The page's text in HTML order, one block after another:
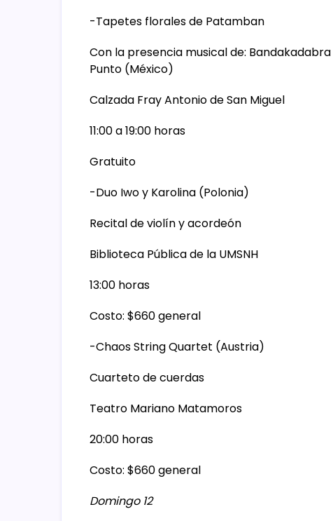
-Tapetes florales de Patamban
Con la presencia musical de:
Punto (México)
Calzada Fray Antonio de San Miguel
11:00 a 19:00 horas
Gratuito
-Duo Iwo y Karolina (Polonia)
Recital de violín y acordeón
Biblioteca Pública de la UMSNH
13:00 horas
Costo: $660 general
-Chaos String Quartet (Austria)
Cuarteto de cuerdas
Teatro Mariano Matamoros
20:00 horas
Costo: $660 general
Domingo 12